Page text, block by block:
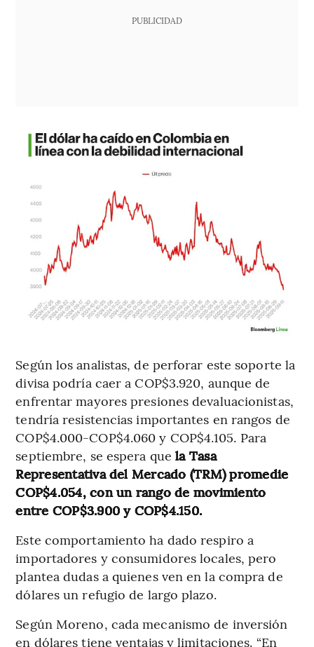
PUBLICIDAD
Según los analistas, de perforar este soporte la
divisa podría caer a COP$3.920, aunque de
enfrentar mayores presiones devaluacionistas,
tendría resistencias importantes en rangos de
COP$4.000-COP$4.060 y COP$4.105. Para
septiembre, se espera que la Tasa
Representativa del Mercado (TRM) promedie
COP$4.054, con un rango de movimiento
entre COP$3.900 y COP$4.150.
Este comportamiento ha dado respiro a
importadores y consumidores locales, pero
plantea dudas a quienes ven en la compra de
dólares un refugio de largo plazo.
Según Moreno, cada mecanismo de inversión
en dólares tiene ventajas y limitaciones. “En